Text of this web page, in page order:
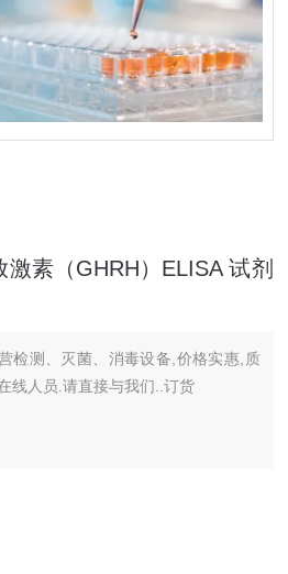
素（GHRH）ELISA 试剂
检测、灭菌、消毒设备,价格实惠,质
线人员.请直接与我们..订货